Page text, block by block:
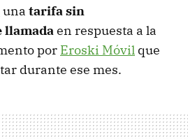
una tarifa sin
llamadaen respuesta a la
por Eroski Móvil que
durante ese mes.